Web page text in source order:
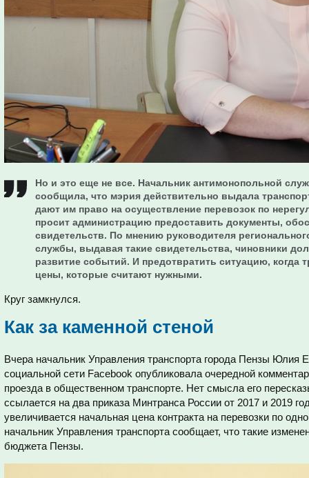
Но и это еще не все. Начальник антимонопольной
сообщила, что мэрия действительно выдала
дают им право на осуществление перевозок по
просит администрацию предоставить документы,
свидетельств. По мнению руководителя
службы, выдавая такие свидетельства, чиновники
развитие событий. И предотвратить ситуацию, когда
цены, которые считают нужными.
Круг замкнулся.
Как за каменной стеной
Вчера начальник Управления транспорта города Пензы Юлия
социальной сети Facebook опубликовала очередной
проезда в общественном транспорте. Нет смысла его
ссылается на два приказа Минтранса России от 2017 и 2019
увеличивается начальная цена контракта на перевозки по
начальник Управления транспорта сообщает, что такие
бюджета Пензы.